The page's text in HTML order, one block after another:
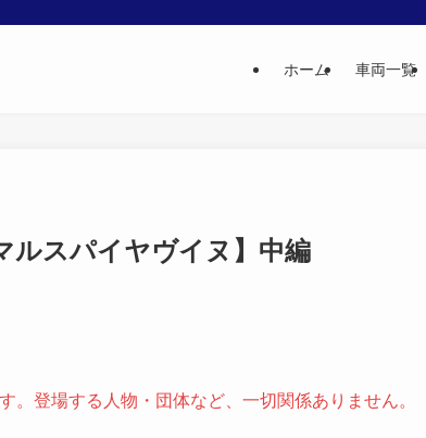
ホーム 車両一覧
ルスパイヤヴイヌ】中編
。登場する人物・団体など、一切関係ありません。